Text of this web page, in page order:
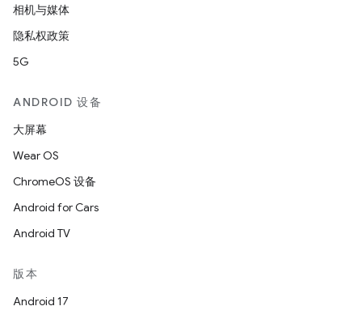
相机与媒体
隐私权政策
5G
ANDROID 设备
大屏幕
Wear OS
ChromeOS 设备
Android for Cars
Android TV
版本
Android 17